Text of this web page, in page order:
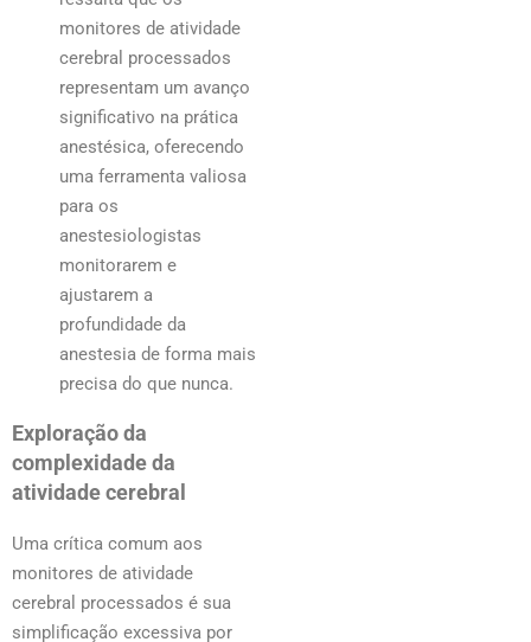
monitores de atividade
cerebral processados
representam um avanço
significativo na prática
anestésica, oferecendo
uma ferramenta valiosa
para os
anestesiologistas
monitorarem e
ajustarem a
profundidade da
anestesia de forma mais
precisa do que nunca.
Exploração da
complexidade da
atividade cerebral
Uma crítica comum aos
monitores de atividade
cerebral processados é sua
simplificação excessiva por